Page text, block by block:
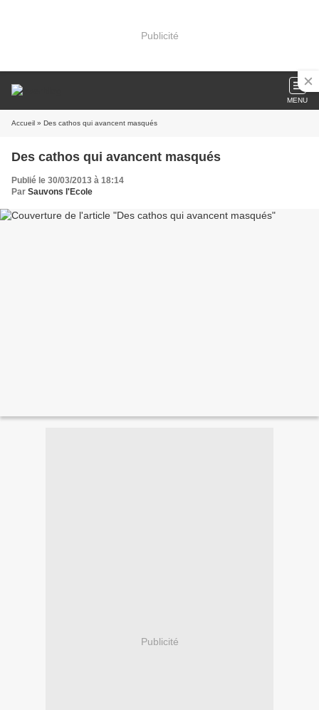
Publicité
MENU
Accueil » Des cathos qui avancent masqués
Des cathos qui avancent masqués
Publié le 30/03/2013 à 18:14
Par Sauvons l'Ecole
Publicité